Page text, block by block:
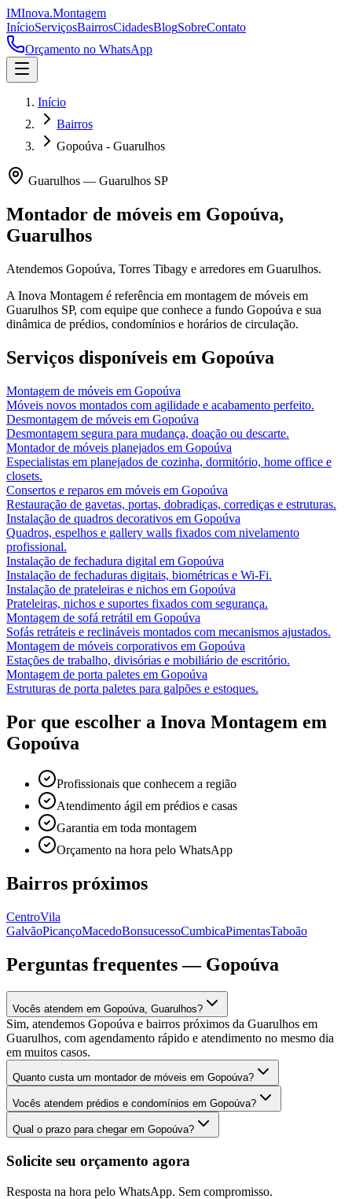
IMInova.Montagem
InícioServiçosBairrosCidadesBlogSobreContato
Orçamento no WhatsApp
Início
Bairros
Gopoúva - Guarulhos
Guarulhos — Guarulhos SP
Montador de móveis em Gopoúva,
Guarulhos
Atendemos Gopoúva, Torres Tibagy e arredores em Guarulhos.
A Inova Montagem é referência em montagem de móveis em
Guarulhos SP, com equipe que conhece a fundo Gopoúva e sua
dinâmica de prédios, condomínios e horários de circulação.
Serviços disponíveis em Gopoúva
Montagem de móveis em Gopoúva
Móveis novos montados com agilidade e acabamento perfeito.
Desmontagem de móveis em Gopoúva
Desmontagem segura para mudança, doação ou descarte.
Montador de móveis planejados em Gopoúva
Especialistas em planejados de cozinha, dormitório, home office e
closets.
Consertos e reparos em móveis em Gopoúva
Restauração de gavetas, portas, dobradiças, corrediças e estruturas.
Instalação de quadros decorativos em Gopoúva
Quadros, espelhos e gallery walls fixados com nivelamento
profissional.
Instalação de fechadura digital em Gopoúva
Instalação de fechaduras digitais, biométricas e Wi-Fi.
Instalação de prateleiras e nichos em Gopoúva
Prateleiras, nichos e suportes fixados com segurança.
Montagem de sofá retrátil em Gopoúva
Sofás retráteis e reclináveis montados com mecanismos ajustados.
Montagem de móveis corporativos em Gopoúva
Estações de trabalho, divisórias e mobiliário de escritório.
Montagem de porta paletes em Gopoúva
Estruturas de porta paletes para galpões e estoques.
Por que escolher a Inova Montagem em
Gopoúva
Profissionais que conhecem a região
Atendimento ágil em prédios e casas
Garantia em toda montagem
Orçamento na hora pelo WhatsApp
Bairros próximos
CentroVila
GalvãoPicançoMacedoBonsucessoCumbicaPimentasTaboão
Perguntas frequentes — Gopoúva
Vocês atendem em Gopoúva, Guarulhos?
Sim, atendemos Gopoúva e bairros próximos da Guarulhos em
Guarulhos, com agendamento rápido e atendimento no mesmo dia
em muitos casos.
Quanto custa um montador de móveis em Gopoúva?
Vocês atendem prédios e condomínios em Gopoúva?
Qual o prazo para chegar em Gopoúva?
Solicite seu orçamento agora
Resposta na hora pelo WhatsApp. Sem compromisso.